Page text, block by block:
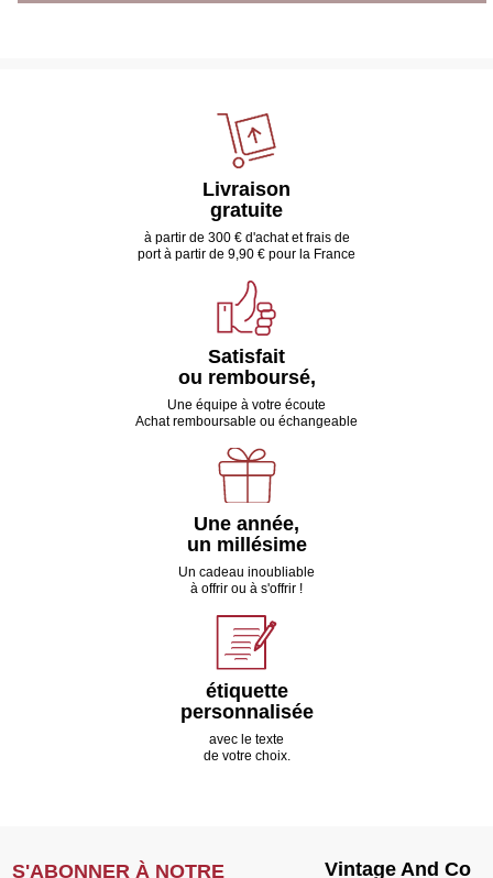
Livraison
gratuite
à partir de 300 € d'achat et frais de
port à partir de 9,90 € pour la France
Satisfait
ou remboursé,
Une équipe à votre écoute
Achat remboursable ou échangeable
Une année,
un millésime
Un cadeau inoubliable
à offrir ou à s'offrir !
étiquette
personnalisée
avec le texte
de votre choix.
S'ABONNER À NOTRE
Vintage And Co